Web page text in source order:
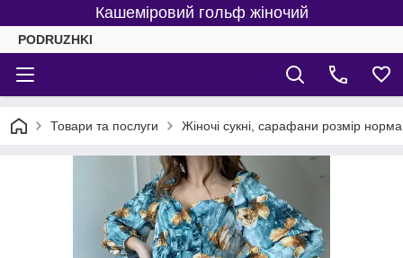
Кашеміровий гольф жіночий
PODRUZHKI
Товари та послуги Жіночі сукні, сарафани розмір норма